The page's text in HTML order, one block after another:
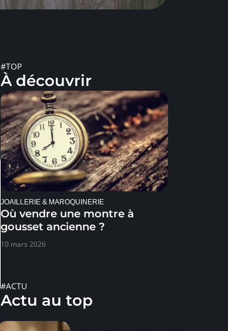
#TOP
À découvrir
JOAILLERIE & MAROQUINERIE
Où vendre une montre à
gousset ancienne ?
10 mars 2026
#ACTU
Actu au top